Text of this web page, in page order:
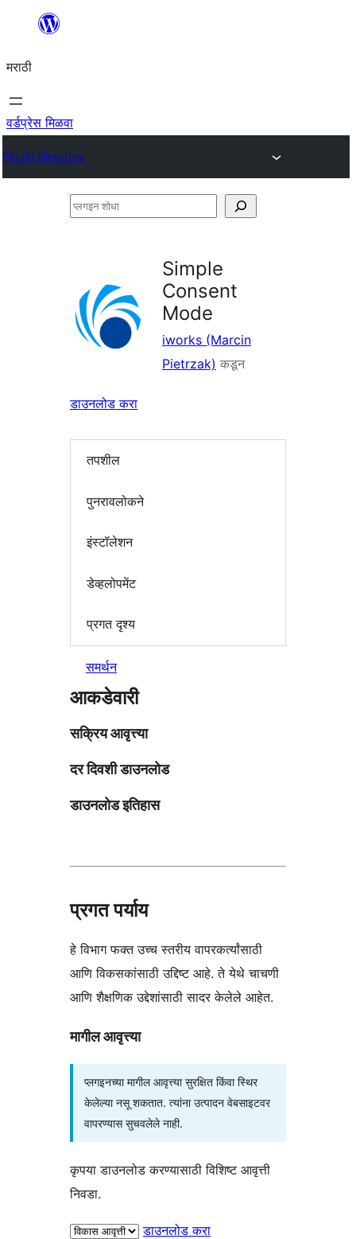
सामुग्रीवर
मराठी
वर्डप्रेस मिळवा
Plugin Directory
प्लगइन
Simple
Consent
Mode
iworks (Marcin
Pietrzak) कडून
डाउनलोड करा
तपशील
पुनरावलोकने
इंस्टॉलेशन
डेव्हलोपमेंट
प्रगत दृश्य
समर्थन
आकडेवारी
सक्रिय आवृत्त्या
दर दिवशी डाउनलोड
डाउनलोड इतिहास
प्रगत पर्याय
हे विभाग फक्त उच्च स्तरीय वापरकर्त्यांसाठी
आणि विकसकांसाठी उद्दिष्ट आहे. ते येथे चाचणी
आणि शैक्षणिक उद्देशांसाठी सादर केलेले आहेत.
मागील आवृत्त्या
प्लगइनच्या मागील आवृत्त्या सुरक्षित किंवा स्थिर
केलेल्या नसू शकतात. त्यांना उत्पादन वेबसाइटवर
वापरण्यास सुचवलेले नाही.
कृपया डाउनलोड करण्यासाठी विशिष्ट आवृत्ती
निवडा.
डाउनलोड करा